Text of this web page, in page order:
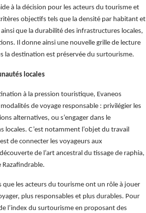
à la décision pour les acteurs du tourisme et
objectifs tels que la densité par habitant et
que la durabilité des infrastructures locales,
Il donne ainsi une nouvelle grille de lecture
la destination est préservée du surtourisme.
locales
à la pression touristique, Evaneos
de voyage responsable : privilégier les
alternatives, ou s’engager dans le
C’est notamment l’objet du travail
de connecter les voyageurs aux
de l’art ancestral du tissage de raphia,
Razafindrable.
que les acteurs du tourisme ont un rôle à jouer
plus responsables et plus durables. Pour
l’index du surtourisme en proposant des